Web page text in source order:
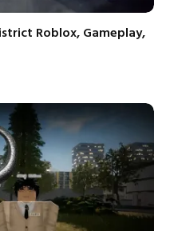
Roblox, Gameplay,